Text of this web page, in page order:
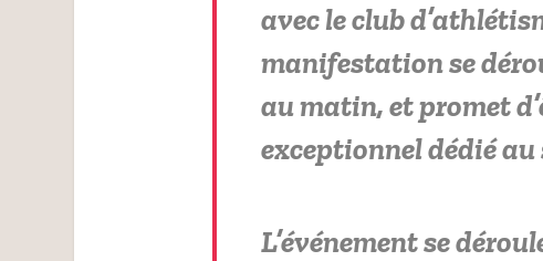
avec le club
manifestation se
au matin, et promet
exceptionnel dédié
L’événement se